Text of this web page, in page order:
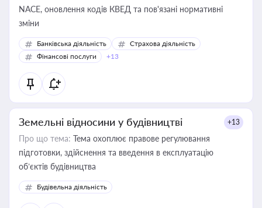
NACE, оновлення кодів КВЕД та пов'язані нормативні
зміни
Банківська діяльність
Страхова діяльність
Фінансові послуги
+13
Земельні відносини у будівництві +13
Про що тема: Тема охоплює правове регулювання
підготовки, здійснення та введення в експлуатацію
об’єктів будівництва
Будівельна діяльність